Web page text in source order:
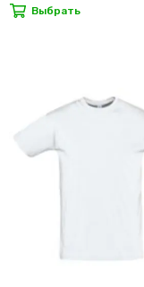
Выбрать